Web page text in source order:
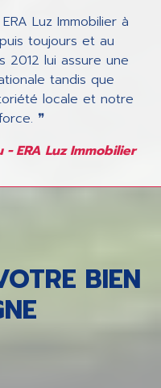
Luz Immobilier à
toujours et au
2012 lui assure une
tandis que
locale et notre
❞
- ERA Luz Immobilier
BIEN